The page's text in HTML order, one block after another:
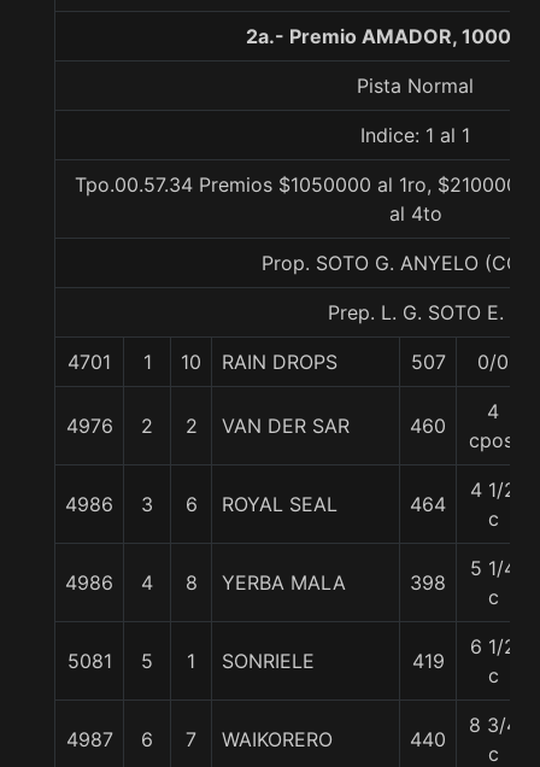
2a.- Premio AMADOR, 1000
Pista Normal
Indice: 1 al 1
Tpo.00.57.34 Premios $1050000 al 1ro, $210000
al 4to
Prop. SOTO G. ANYELO
Prep. L. G. SOTO E.
4701 1 10 RAIN DROPS 507 0/0
4976 2 2 VAN DER SAR 460
4
cpos.
4986 3 6 ROYAL SEAL 464
4 1/2
c
4986 4 8 YERBA MALA 398
5 1/4
c
5081 5 1 SONRIELE 419
6 1/2
c
4987 6 7 WAIKORERO 440
8 3/4
c